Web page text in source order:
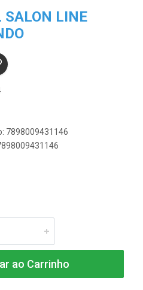
SALON LINE
7898009431146
ao Carrinho